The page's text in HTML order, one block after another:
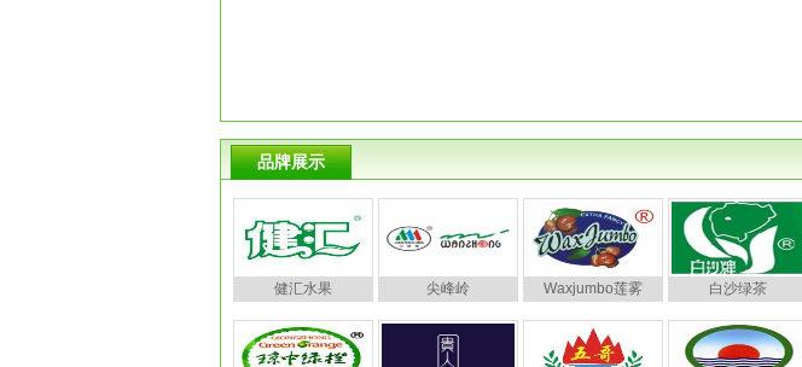
品牌展示
健汇水果 尖峰岭 Waxjumbo莲雾 白沙绿茶